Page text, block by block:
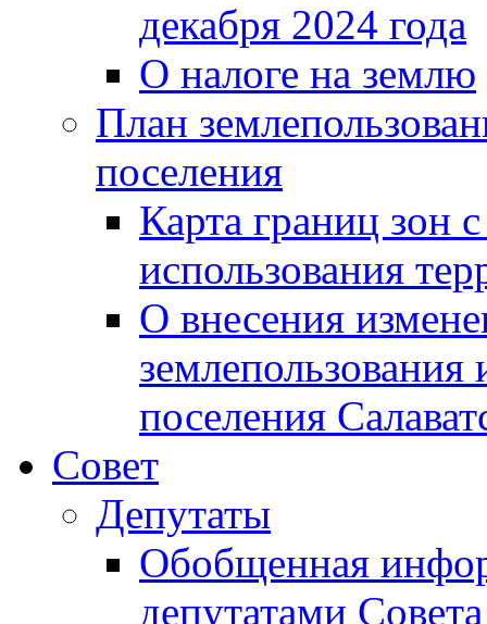
декабря 2024 года
О налоге на землю
План
поселения
Карта границ зон
использования
О внесения
землепользования
поселения
Совет
Депутаты
Обобщенная
депутатами